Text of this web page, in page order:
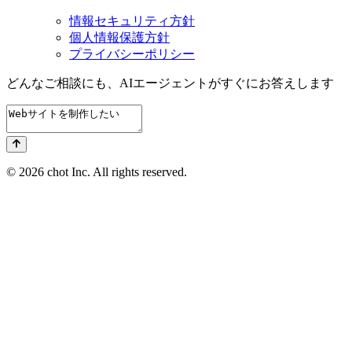
情報セキュリティ方針
個人情報保護方針
プライバシーポリシー
どんなご相談にも、 AIエージェントがすぐにお答えします
© 2026 chot Inc. All rights reserved.